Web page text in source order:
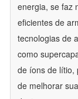
energia, se faz
eficientes de
tecnologias de
como
de íons de lítio,
de melhorar